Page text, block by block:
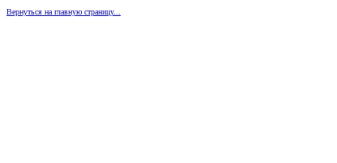
Вернуться на главную страницу...